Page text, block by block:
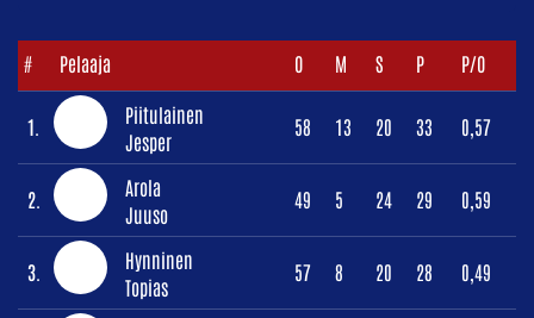
# Pelaaja O M S P P/O
1.
Piitulainen
Jesper
58 13 20 33 0,57
2.
Arola
Juuso
49 5 24 29 0,59
3.
Hynninen
Topias
57 8 20 28 0,49